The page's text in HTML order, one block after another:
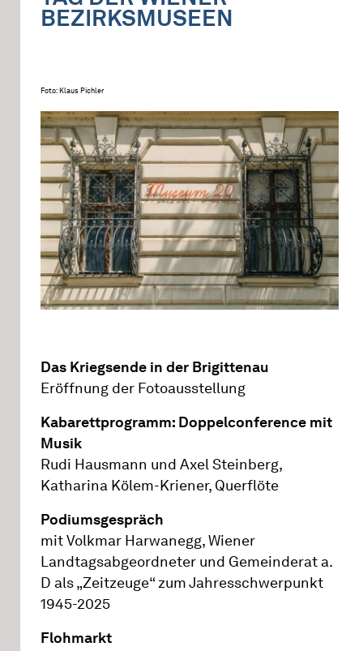
BEZIRKSMUSEEN
Foto: Klaus Pichler
Das Kriegsende in der Brigittenau
Eröffnung der Fotoausstellung
Kabarettprogramm: Doppelconference mit
Musik
Rudi Hausmann und Axel Steinberg,
Katharina Kölem-Kriener, Querflöte
Podiumsgespräch
mit Volkmar Harwanegg, Wiener
Landtagsabgeordneter und Gemeinderat a.
D als „Zeitzeuge“ zum Jahresschwerpunkt
1945-2025
Flohmarkt